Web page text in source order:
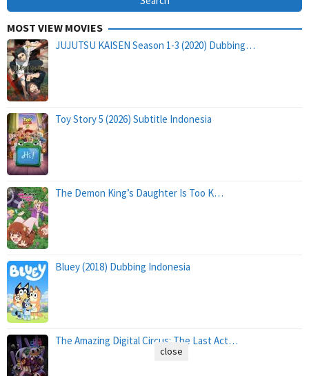
MOST VIEW MOVIES
JUJUTSU KAISEN Season 1-3 (2020) Dubbing…
Toy Story 5 (2026) Subtitle Indonesia
The Demon King’s Daughter Is Too K…
Bluey (2018) Dubbing Indonesia
The Amazing Digital Circus: The Last Act…
close